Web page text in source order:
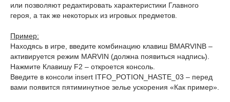
или позволяют редактировать характеристики Главного
героя, а так же некоторых из игровых предметов.
Пример:
Находясь в игре, введите комбинацию клавиш BMARVINB –
активируется режим MARVIN (должна появиться надпись).
Нажмите Клавишу F2 – откроется консоль.
Введите в консоли insert ITFO_POTION_HASTE_03 – перед
вами появится пятиминутное зелье ускорения «Как пример».